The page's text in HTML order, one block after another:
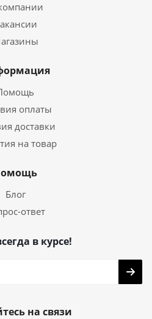
оплаты
доставки
на товар
Блог
ответ
в курсе!
на связи